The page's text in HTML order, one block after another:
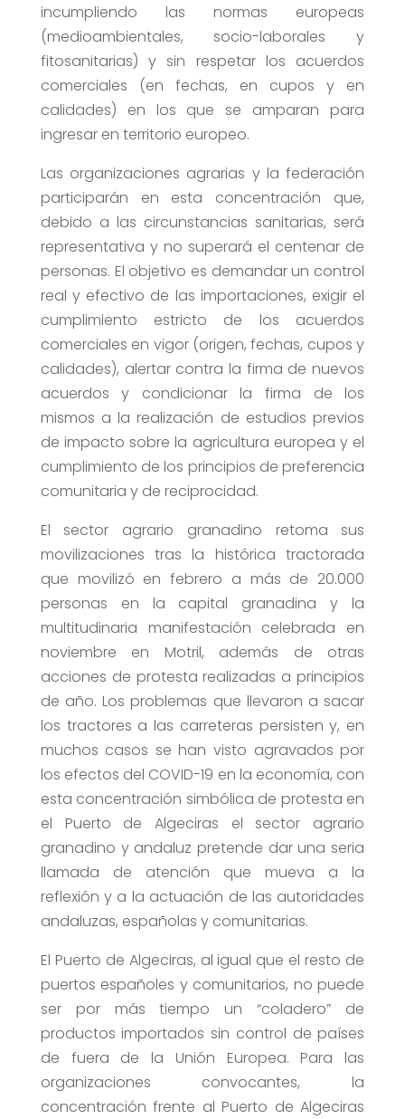
incumpliendo las normas europeas
(medioambientales, socio-laborales y
fitosanitarias) y sin respetar los acuerdos
comerciales (en fechas, en cupos y en
calidades) en los que se amparan para
ingresar en territorio europeo.
Las organizaciones agrarias y la federación
participarán en esta concentración que,
debido a las circunstancias sanitarias, será
representativa y no superará el centenar de
personas. El objetivo es demandar un control
real y efectivo de las importaciones, exigir el
cumplimiento estricto de los acuerdos
comerciales en vigor (origen, fechas, cupos y
calidades), alertar contra la firma de nuevos
acuerdos y condicionar la firma de los
mismos a la realización de estudios previos
de impacto sobre la agricultura europea y el
cumplimiento de los principios de preferencia
comunitaria y de reciprocidad.
El sector agrario granadino retoma sus
movilizaciones tras la histórica tractorada
que movilizó en febrero a más de 20.000
personas en la capital granadina y la
multitudinaria manifestación celebrada en
noviembre en Motril, además de otras
acciones de protesta realizadas a principios
de año. Los problemas que llevaron a sacar
los tractores a las carreteras persisten y, en
muchos casos se han visto agravados por
los efectos del COVID-19 en la economía, con
esta concentración simbólica de protesta en
el Puerto de Algeciras el sector agrario
granadino y andaluz pretende dar una seria
llamada de atención que mueva a la
reflexión y a la actuación de las autoridades
andaluzas, españolas y comunitarias.
El Puerto de Algeciras, al igual que el resto de
puertos españoles y comunitarios, no puede
ser por más tiempo un “coladero” de
productos importados sin control de países
de fuera de la Unión Europea. Para las
organizaciones convocantes, la
concentración frente al Puerto de Algeciras